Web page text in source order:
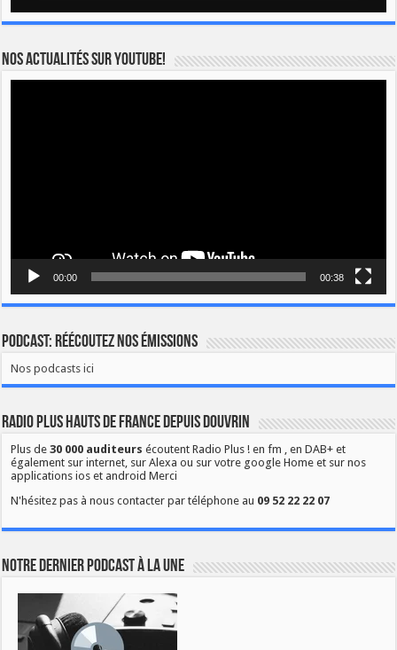
Nos actualités sur YOUTUBE!
00:00 00:38
Podcast: Réécoutez nos émissions
Nos podcasts ici
Radio Plus Hauts de France depuis Douvrin
Plus de30 000 auditeurs écoutent Radio Plus ! en fm , en DAB+ et
également sur internet, sur Alexa ou sur votre google Home et sur nos
applications ios et android Merci
N'hésitez pas à nous contacter par téléphone au 09 52 22 22 07
Notre dernier podcast à la une